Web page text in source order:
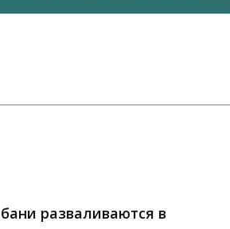
разваливаются в